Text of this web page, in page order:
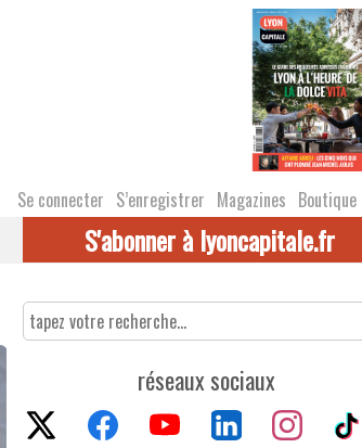
Se connecter S’enregistrer Magazines Boutique
S'abonner à lyoncapitale.fr
réseaux sociaux